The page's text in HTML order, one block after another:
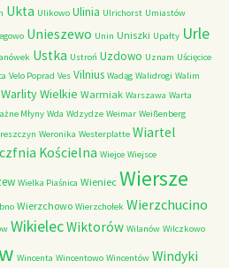
Ukta Ulikowo Ulinia Ulrichorst Umiastów
Unieszewo Unin Uniszki Upałty Urle
Ustka Ustroń Uzdowo Uznam Uścięcice
Velo Poprad Ves Vilnius Wadąg Walidrogi Walim
Warlity Wielkie Warmiak Warszawa Warta
Młyny Wda Wdzydze Weimar Weißenberg
Weronika Westerplatte Wiartel
Kościelna Wiejce Wiejsce
Wielka Piaśnica Wieniec Wiersze
Wierzchowo Wierzchołek Wierzchucino
WikielecWiktorów Wilanów Wilczkowo
Wincenta Wincentowo Wincentów Windyki